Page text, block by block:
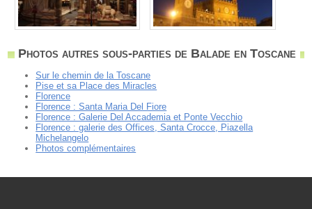
Photos autres sous-parties de Balade en Toscane
Sur le chemin de la Toscane
Pise et sa Place des Miracles
Florence
Florence : Santa Maria Del Fiore
Florence : Galerie Del Accademia et Ponte Vecchio
Florence : galerie des Offices, Santa Crocce, Piazella
Michelangelo
Photos complémentaires